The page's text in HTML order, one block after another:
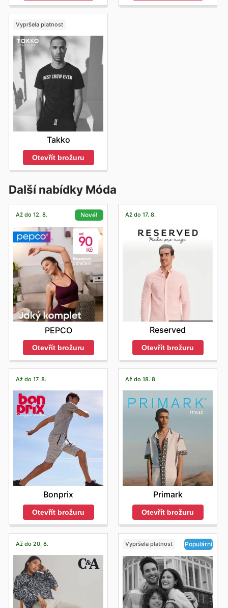
Vypršela platnost
Takko
Otevřít brožuru
Další nabídky Móda
Až do 12. 8. Nové!
PEPCO
Otevřít brožuru
Až do 17. 8.
Reserved
Otevřít brožuru
Až do 17. 8.
Bonprix
Otevřít brožuru
Až do 18. 8.
Primark
Otevřít brožuru
Až do 20. 8. Vypršela platnost Populární